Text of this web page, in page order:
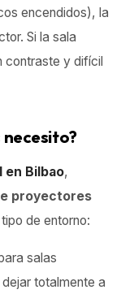
encendidos), la
Si la sala
contraste y difícil
necesito?
en Bilbao,
proyectores
de entorno:
salas
totalmente a